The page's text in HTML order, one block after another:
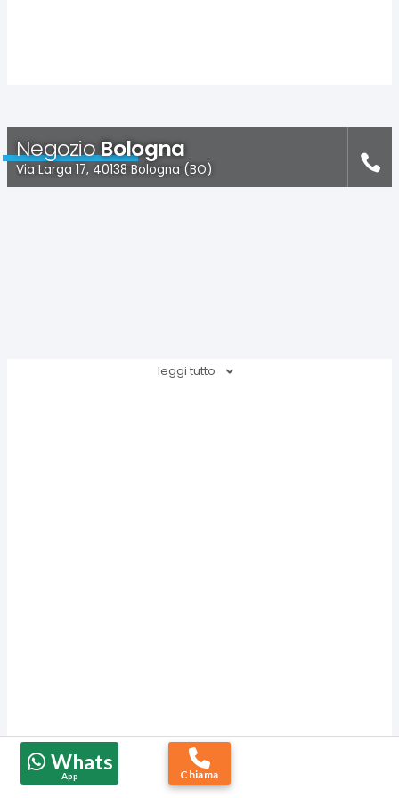
NegozioBologna
Via Larga 17, 40138 Bologna (BO)
leggi tutto
Whats
App Chiama